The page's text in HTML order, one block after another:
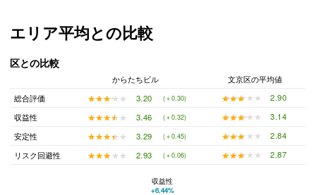
エリア平均との比較
区との比較
からたちビル
文京区の平均値
総合評価
★★★★★
★★★★★ 3.20 (＋0.30) ★★★★★
★★★★★
2.90
収益性
★★★★★
★★★★★ 3.46 (＋0.32) ★★★★★
★★★★★
3.14
安定性
★★★★★
★★★★★ 3.29 (＋0.45) ★★★★★
★★★★★
2.84
リスク回避性
★★★★★
★★★★★ 2.93 (＋0.06) ★★★★★
★★★★★ 2.87
収益性
+6.44%